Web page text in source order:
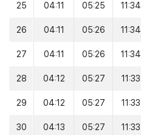
25 04:11 05:25 11:34
26 04:11 05:26 11:34
27 04:11 05:26 11:34
28 04:12 05:27 11:33
29 04:12 05:27 11:33
30 04:13 05:27 11:33